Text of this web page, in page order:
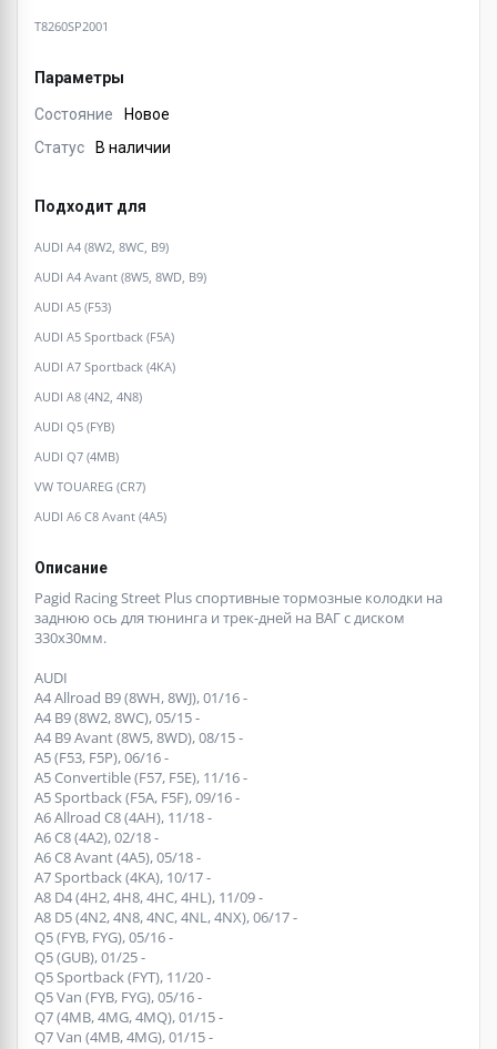
T8260SP2001
Параметры
Состояние
Новое
Статус
В наличии
Подходит для
AUDI A4 (8W2, 8WC, B9)
AUDI A4 Avant (8W5, 8WD, B9)
AUDI A5 (F53)
AUDI A5 Sportback (F5A)
AUDI A7 Sportback (4KA)
AUDI A8 (4N2, 4N8)
AUDI Q5 (FYB)
AUDI Q7 (4MB)
VW TOUAREG (CR7)
AUDI A6 C8 Avant (4A5)
Описание
Pagid Racing Street Plus спортивные тормозные колодки на
заднюю ось для тюнинга и трек-дней на ВАГ с диском
330х30мм.
AUDI
A4 Allroad B9 (8WH, 8WJ), 01/16 -
A4 B9 (8W2, 8WC), 05/15 -
A4 B9 Avant (8W5, 8WD), 08/15 -
A5 (F53, F5P), 06/16 -
A5 Convertible (F57, F5E), 11/16 -
A5 Sportback (F5A, F5F), 09/16 -
A6 Allroad C8 (4AH), 11/18 -
A6 C8 (4A2), 02/18 -
A6 C8 Avant (4A5), 05/18 -
A7 Sportback (4KA), 10/17 -
A8 D4 (4H2, 4H8, 4HC, 4HL), 11/09 -
A8 D5 (4N2, 4N8, 4NC, 4NL, 4NX), 06/17 -
Q5 (FYB, FYG), 05/16 -
Q5 (GUB), 01/25 -
Q5 Sportback (FYT), 11/20 -
Q5 Van (FYB, FYG), 05/16 -
Q7 (4MB, 4MG, 4MQ), 01/15 -
Q7 Van (4MB, 4MG), 01/15 -